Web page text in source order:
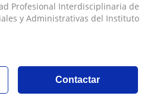
Profesional Interdisciplinaria de
y Administrativas del Instituto
Contactar